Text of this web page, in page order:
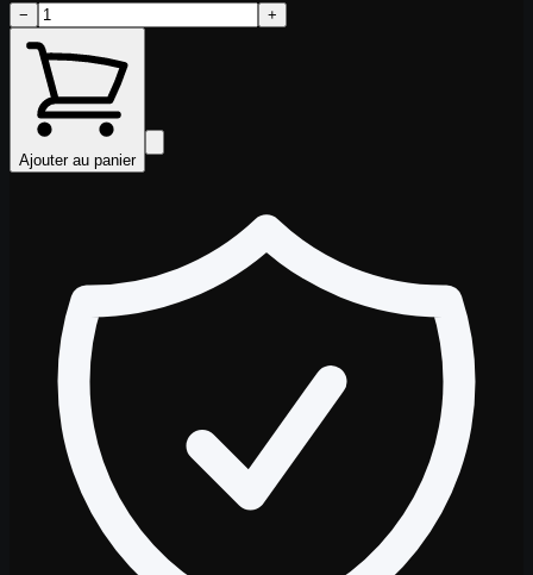
− +
Ajouter au panier